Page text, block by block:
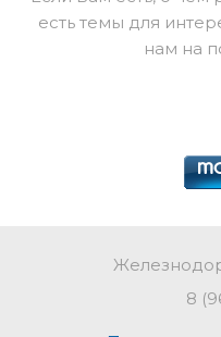
есть темы для
нам на
8